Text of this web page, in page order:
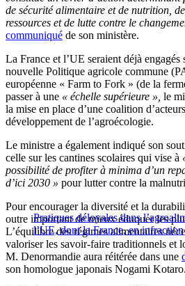
de sécurité alimentaire et de nutrition,
ressources et de lutte contre le
communiqué de son ministère.
La France et l’UE seraient déjà engagés
nouvelle Politique agricole commune
européenne « Farm to Fork » (de la
passer à une « échelle supérieure », le
la mise en place d’une coalition
développement de l’agroécologie.
Le ministre a également indiqué son
celle sur les cantines scolaires qui vise à
possibilité de profiter à minima d’un
d’ici 2030 » pour lutter contre la
Pratiques déloyales dans
l’UE, dont la France, en infraction
Pour encourager la diversité et la
outre important de mieux éduquer les
L’équilibre des régimes alimentaires
valoriser les savoir-faire traditionnels et
M. Denormandie aura réitérée dans une
son homologue japonais Nogami Kotaro.